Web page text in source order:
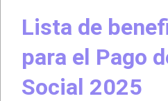
Lista de
para el Pago
Social 2025